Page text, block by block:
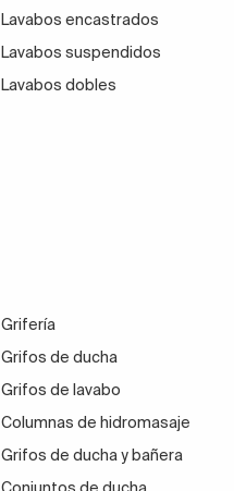
Lavabos encastrados
Lavabos suspendidos
Lavabos dobles
Grifería
Grifos de ducha
Grifos de lavabo
Columnas de hidromasaje
Grifos de ducha y bañera
Conjuntos de ducha